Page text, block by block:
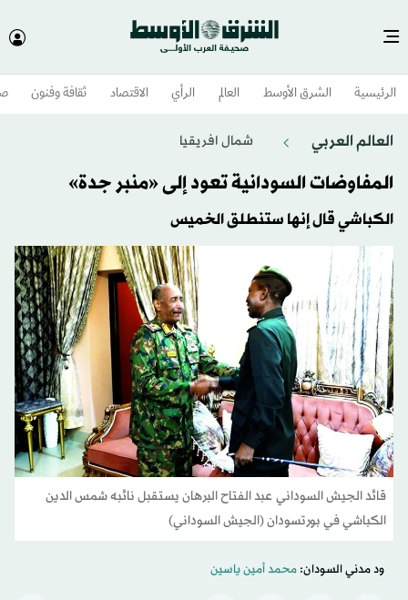
الرئيسية الشرق الأوسط​ العالم الرأي الاقتصاد ثقافة وفنون
العالم العربي شمال افريقيا
المفاوضات السودانية تعود إلى «منبر جدة»
الكباشي قال إنها ستنطلق الخميس
قائد الجيش السوداني عبد الفتاح البرهان يستقبل نائبه شمس الدين
الكباشي في بورتسودان (الجيش السوداني)
ود مدني السودان:محمد أمين ياسين